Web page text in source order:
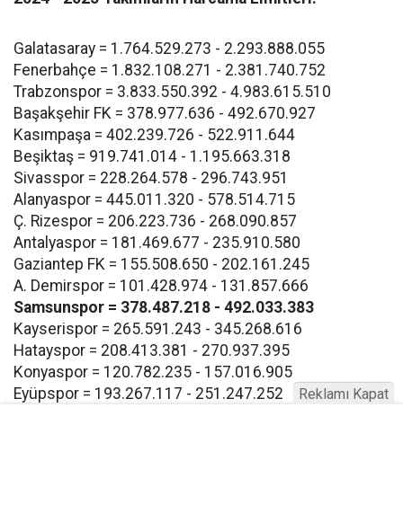
Galatasaray = 1.764.529.273 - 2.293.888.055
Fenerbahçe = 1.832.108.271 - 2.381.740.752
Trabzonspor = 3.833.550.392 - 4.983.615.510
Başakşehir FK = 378.977.636 - 492.670.927
Kasımpaşa = 402.239.726 - 522.911.644
Beşiktaş = 919.741.014 - 1.195.663.318
Sivasspor = 228.264.578 - 296.743.951
Alanyaspor = 445.011.320 - 578.514.715
Ç. Rizespor = 206.223.736 - 268.090.857
Antalyaspor = 181.469.677 - 235.910.580
Gaziantep FK = 155.508.650 - 202.161.245
A. Demirspor = 101.428.974 - 131.857.666
Samsunspor = 378.487.218 - 492.033.383
Kayserispor = 265.591.243 - 345.268.616
Hatayspor = 208.413.381 - 270.937.395
Konyaspor = 120.782.235 - 157.016.905
Eyüpspor = 193.267.117 - 251.247.252
Reklamı Kapat